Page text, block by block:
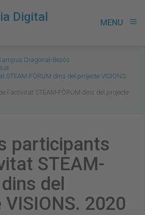
Digital
MENU menu
Diagonal-Besòs
STEAM-FÒRUM dins del projecte VISIONS.
l'activitat STEAM-FÒRUM dins del projecte
participants
STEAM-
del
2020